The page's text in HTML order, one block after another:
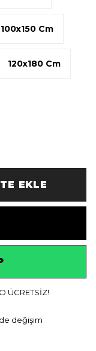
100x150 Cm
120x180 Cm
EKLE
ÜCRETSİZ!
değişim